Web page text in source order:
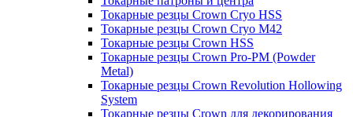
Токарные резцы Crown Cryo HSS
Токарные резцы Crown Cryo M42
Токарные резцы Crown HSS
Токарные резцы Crown Pro-PM (Powder
Metal)
Токарные резцы Crown Revolution Hollowing
System
Токарные резцы Crown для декорирования